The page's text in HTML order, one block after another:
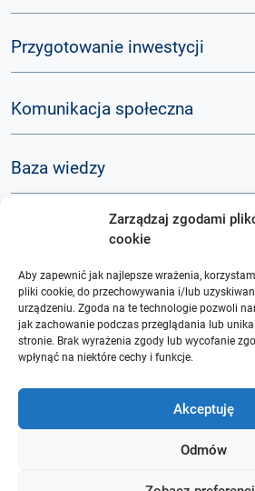
Zarządzaj zgodami
cookie
Aby zapewnić jak najlepsze wrażenia,
pliki cookie, do przechowywania i/lub
urządzeniu. Zgoda na te technologie pozwoli
jak zachowanie podczas przeglądania lub
stronie. Brak wyrażenia zgody lub wycofanie
wpłynąć na niektóre cechy i funkcje.
Akceptuję
Odmów
Przygotowanie inwestycji
Komunikacja społeczna
Baza wiedzy
O nas